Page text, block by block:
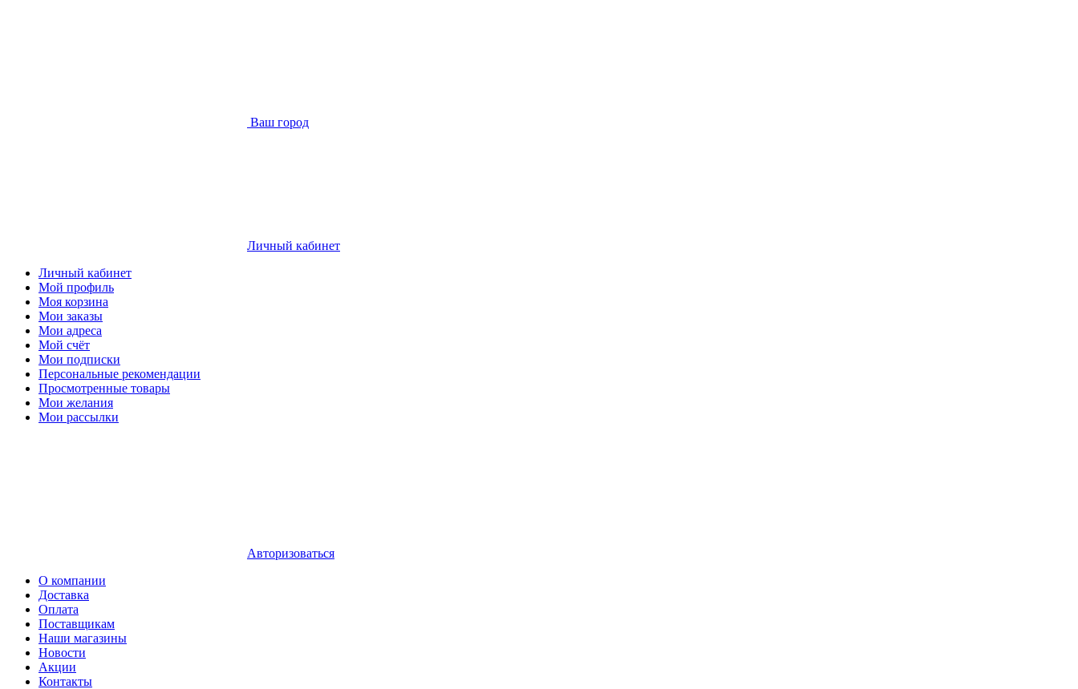
Ваш город
Личный кабинет
Личный кабинет
Мой профиль
Моя корзина
Мои заказы
Мои адреса
Мой счёт
Мои подписки
Персональные рекомендации
Просмотренные товары
Мои желания
Мои рассылки
Авторизоваться
О компании
Доставка
Оплата
Поставщикам
Наши магазины
Новости
Акции
Контакты